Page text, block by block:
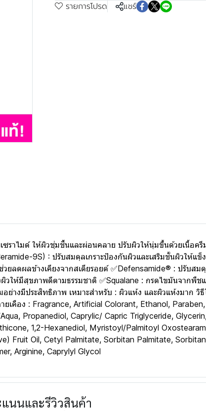
รายการโปรด แชร์
ราไมด์ ให้ผิวชุ่มชื้นและผ่อนคลาย ปรับผิวให้นุ่มขึ้นด้วยเนื้อค
9S) : ปรับสมดุลเกราะป้องกันผิวและเสริมชั้นผิวให้แ
ลดผลข้างเคียงจากสเตียรอยด์ ✅Defensamide® : ปรับสม
ให้มีสุขภาพดีตามธรรมชาติ ✅Squalane : กรดไขมันจากพืช
ย่างมีประสิทธิภาพ เหมาะสำหรับ : ผิวแห้ง และผิวแห้งมาก วิ
ยเคือง : Fragrance, Artificial Colorant, Ethanol,
Propanediol, Caprylic/ Capric Triglyceride,
1,2-Hexanediol, Myristoyl/Palmitoyl
Fruit Oil, Cetyl Palmitate, Sorbitan Palmitate,
Arginine, Caprylyl Glycol
นนและรีวิวสินค้า